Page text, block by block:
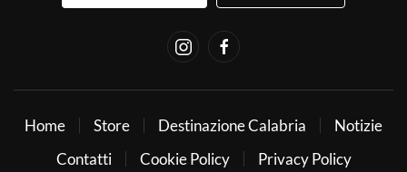
Home Store Destinazione Calabria
Notizie
Contatti
Cookie Policy
Privacy Policy